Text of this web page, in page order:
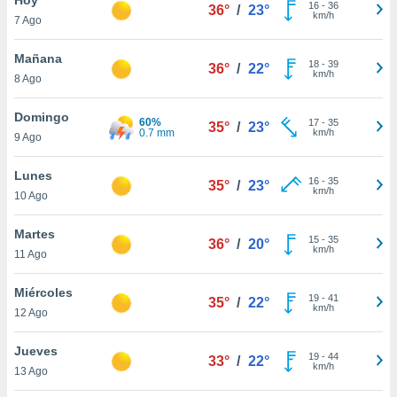
y
en
más
de
7 Ago
36° / 23° 16- 36
km/h
Mañana
8 Ago
36° / 22° 18- 39
km/h
Domingo
9 Ago
60%
0.7 mm
35° / 23° 17- 35
km/h
Lunes
10 Ago
35° / 23° 16- 35
km/h
Martes
11 Ago
36° / 20° 15- 35
km/h
Miércoles
12 Ago
35° / 22° 19- 41
km/h
Jueves
13 Ago
33° / 22° 19- 44
km/h